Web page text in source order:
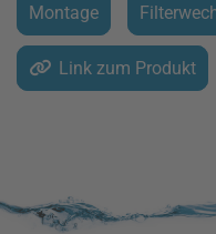
Montage
Link zum Produkt